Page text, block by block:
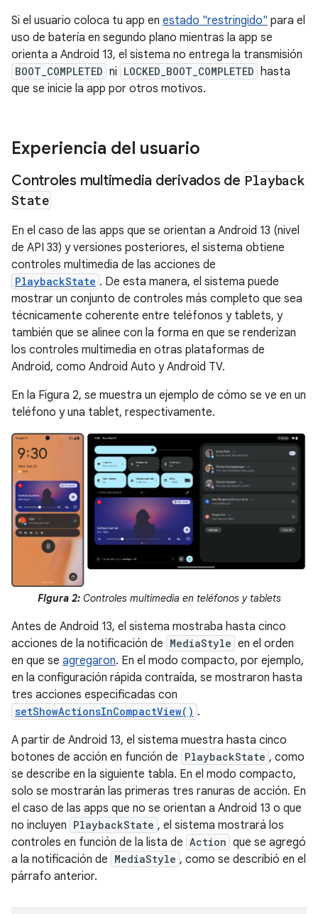
Si el usuario coloca tu app en estado "restringido" para el
uso de batería en segundo plano mientras la app se
orienta a Android 13, el sistema no entrega la transmisión
BOOT_COMPLETED ni LOCKED_BOOT_COMPLETED hasta
que se inicie la app por otros motivos.
Experiencia del usuario
Controles multimedia derivados de Playback
State
En el caso de las apps que se orientan a Android 13 (nivel
de API 33) y versiones posteriores, el sistema obtiene
controles multimedia de las acciones de
PlaybackState . De esta manera, el sistema puede
mostrar un conjunto de controles más completo que sea
técnicamente coherente entre teléfonos y tablets, y
también que se alinee con la forma en que se renderizan
los controles multimedia en otras plataformas de
Android, como Android Auto y Android TV.
En la Figura 2, se muestra un ejemplo de cómo se ve en un
teléfono y una tablet, respectivamente.
Figura 2: Controles multimedia en teléfonos y tablets
Antes de Android 13, el sistema mostraba hasta cinco
acciones de la notificación de MediaStyle en el orden
en que se agregaron. En el modo compacto, por ejemplo,
en la configuración rápida contraída, se mostraron hasta
tres acciones especificadas con
setShowActionsInCompactView() .
A partir de Android 13, el sistema muestra hasta cinco
botones de acción en función de PlaybackState , como
se describe en la siguiente tabla. En el modo compacto,
solo se mostrarán las primeras tres ranuras de acción. En
el caso de las apps que no se orientan a Android 13 o que
no incluyen PlaybackState , el sistema mostrará los
controles en función de la lista de Action que se agregó
a la notificación de MediaStyle , como se describió en el
párrafo anterior.